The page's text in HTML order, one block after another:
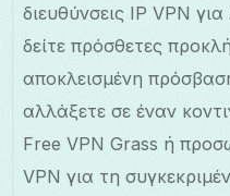
διευθύνσεις IP VPN
δείτε πρόσθετες
αποκλεισμένη
αλλάξετε σε έναν
Free VPN Grass ή
VPN για τη